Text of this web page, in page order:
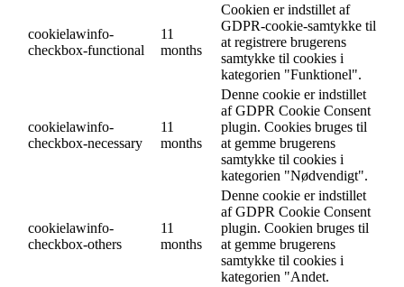
cookielawinfo-
checkbox-functional
11
months
Cookien er indstillet af
GDPR-cookie-samtykke til
at registrere brugerens
samtykke til cookies i
kategorien "Funktionel".
cookielawinfo-
checkbox-necessary
11
months
Denne cookie er indstillet
af GDPR Cookie Consent
plugin. Cookies bruges til
at gemme brugerens
samtykke til cookies i
kategorien "Nødvendigt".
cookielawinfo-
checkbox-others
11
months
Denne cookie er indstillet
af GDPR Cookie Consent
plugin. Cookien bruges til
at gemme brugerens
samtykke til cookies i
kategorien "Andet.